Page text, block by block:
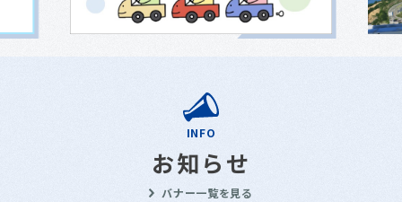
INFO
お知らせ
バナー一覧を見る